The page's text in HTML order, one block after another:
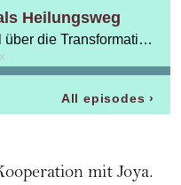
mit Joya.